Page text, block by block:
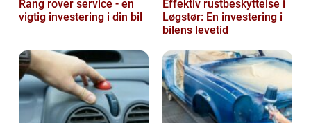
Rang rover service - en
vigtig investering i din bil
Effektiv rustbeskyttelse i
Løgstør: En investering i
bilens levetid